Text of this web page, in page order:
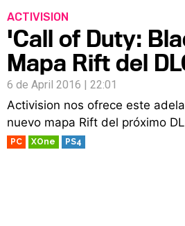
ACTIVISION
'Call of Duty:
Mapa Rift del
6 de April 2016 | 22:01
Activision nos ofrece este
nuevo mapa Rift del próximo
PC XOne PS4